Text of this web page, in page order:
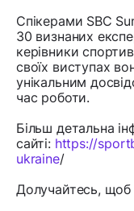
Спікерами SBC
30 визнаних
керівники
своїх виступах
унікальним
час роботи.
Більш детальна
сайті: https://
ukraine/
Долучайтесь, щоб